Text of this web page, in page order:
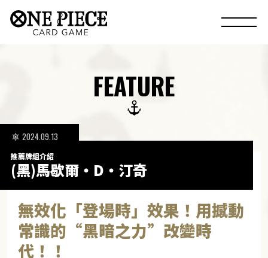
FEATURE
推薦牌組介紹
(黑)馬歇爾・D・汀奇
2024.09.13
無效化「登場時」效果！用撼動
常識的“黑暗之力”改變時
代！！